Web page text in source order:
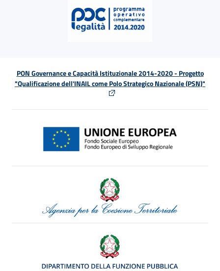
PON Governance e Capacità Istituzionale 2014-2020 - Progetto
"Qualificazione dell'INAIL come Polo Strategico Nazionale (PSN)"